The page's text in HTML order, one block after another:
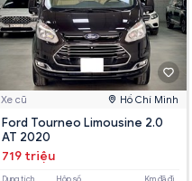
Xe cũ Hồ Chí Minh
Ford Tourneo Limousine 2.0
AT 2020
719 triệu
Dung tích Hộp số Km đã đi